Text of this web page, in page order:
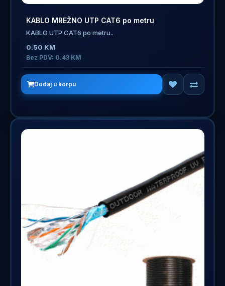
KABLO MREŽNO UTP CAT6 po metru
KABLO UTP CAT6 po metru..
0.50 KM
Bez PDV: 0.43 KM
Dodaj u korpu